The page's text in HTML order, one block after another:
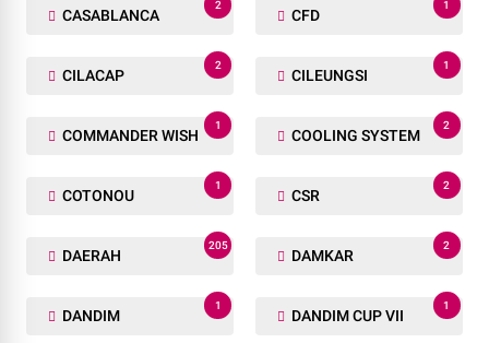
CASABLANCA
2
CFD
1
CILACAP
2
CILEUNGSI
1
COMMANDER WISH
1
COOLING SYSTEM
2
COTONOU
1
CSR
2
DAERAH
205
DAMKAR
2
DANDIM
1
DANDIM CUP VII
1